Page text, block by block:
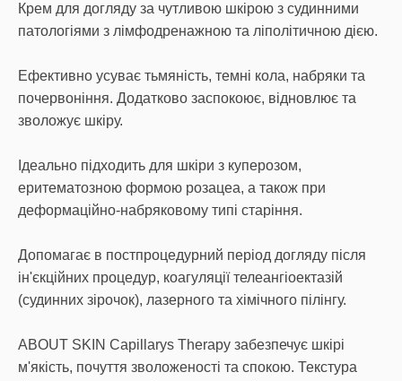
Крем для догляду за чутливою шкірою з судинними
патологіями з лімфодренажною та ліполітичною дією.
Ефективно усуває тьмяність, темні кола, набряки та
почервоніння. Додатково заспокоює, відновлює та
зволожує шкіру.
Ідеально підходить для шкіри з куперозом,
еритематозною формою розацеа, а також при
деформаційно-набряковому типі старіння.
Допомагає в постпроцедурний період догляду після
ін'єкційних процедур, коагуляції телеангіоектазій
(судинних зірочок), лазерного та хімічного пілінгу.
ABOUT SKIN Capillarys Therapy забезпечує шкірі
м'якість, почуття зволоженості та спокою. Текстура